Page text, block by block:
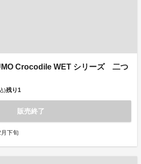
Crocodile WET シリーズ 二つ
)残り1
販売終了
下旬